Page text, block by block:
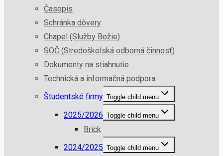
Časopis
Schránka dôvery
Chapel (Služby Božie)
SOČ (Stredoškolská odborná činnosť)
Dokumenty na stiahnutie
Technická a informačná podpora
Študentské firmy Toggle child menu
2025/2026 Toggle child menu
Brick
2024/2025 Toggle child menu